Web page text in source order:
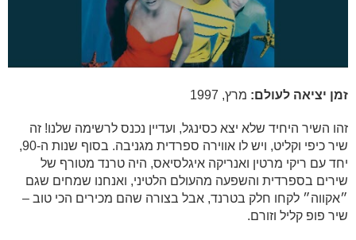
זמן יציאה לעולם: מרץ, 1997
זהו השיר היחיד שלא יצא כסינגל, ועדיין נכנס לרשימה שלנו! זה
שיר כיפי וקליט, ויש לו אווירה ספרדית מגניבה. בסוף שנות ה-90,
יחד עם ריקי מרטין ואנריקה איגלסיאס, היה טרנד מטורף של
שירים בספרדית והשפעה מהעולם הלטיני, ואנחנו שמחים שגם
״אקווה״ לקחו חלק בטרנד, אבל בצורה שהם מכירים הכי טוב –
שיר פופ קליל וזורם.